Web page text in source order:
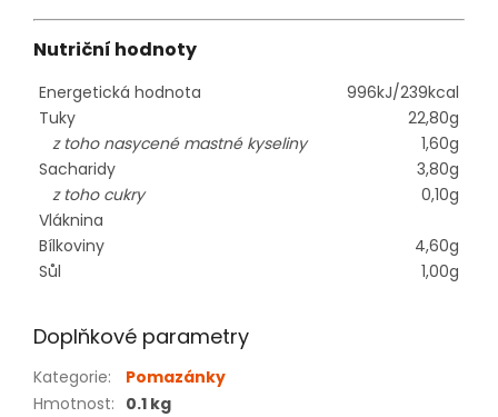
Nutriční hodnoty
Energetická hodnota
996kJ/239kcal
Tuky
22,80g
z toho nasycené mastné kyseliny
1,60g
Sacharidy
3,80g
z toho cukry
0,10g
Vláknina
Bílkoviny
4,60g
Sůl
1,00g
Doplňkové parametry
Kategorie:
Pomazánky
Hmotnost: 0.1 kg